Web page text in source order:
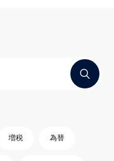
増税 為替